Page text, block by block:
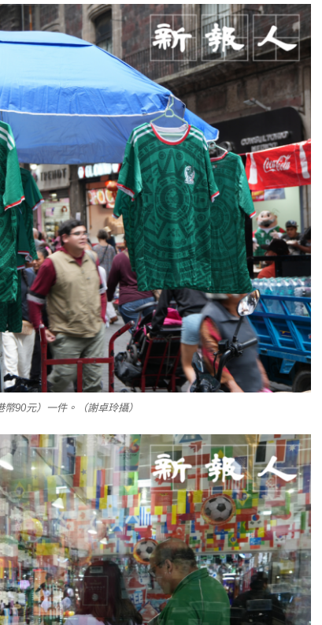
90元）一件。（謝卓玲攝）